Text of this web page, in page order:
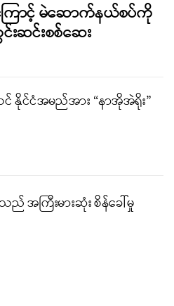
ြောင့် မဲဆောက်နယ်စပ်ကို
းဆင်းစစ်ဆေး
နိုင်ငံအမည်အား “နာအိုအဲရိုး”
အကြီးမားဆုံး စိန်ခေါ်မှု